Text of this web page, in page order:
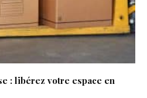
: libérez votre espace en